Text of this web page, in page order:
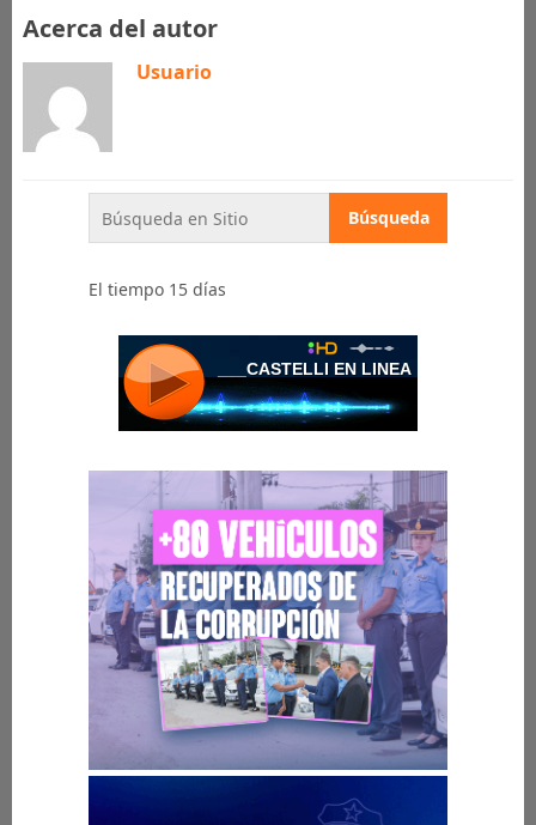
Acerca del autor
Usuario
El tiempo 15 días